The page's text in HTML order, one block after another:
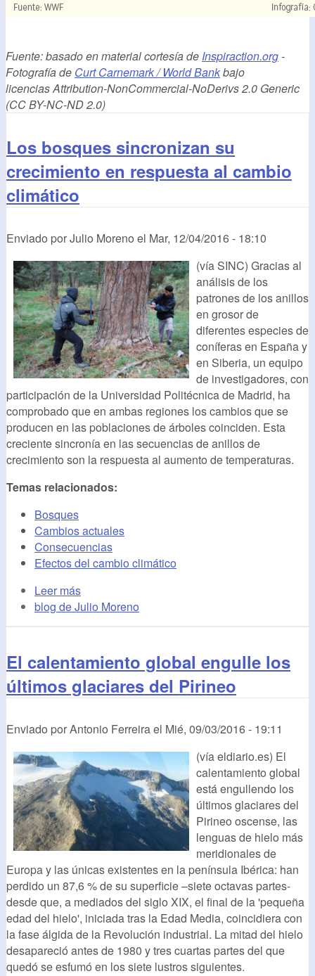
Fuente: basado en material cortesía de Inspiraction.org -
Fotografía de Curt Carnemark / World Bankbajo
licencias Attribution-NonCommercial-NoDerivs 2.0 Generic
(CC BY-NC-ND 2.0)
Los bosques sincronizan su
crecimiento en respuesta al cambio
climático
Enviado porJulio Moreno el Mar, 12/04/2016 - 18:10
(vía SINC) Gracias al
análisis de los
patrones de los anillos
en grosor de
diferentes especies de
coníferas en España y
en Siberia, un equipo
de investigadores, con
participación de la Universidad Politécnica de Madrid, ha
comprobado que en ambas regiones los cambios que se
producen en las poblaciones de árboles coinciden. Esta
creciente sincronía en las secuencias de anillos de
crecimiento son la respuesta al aumento de temperaturas.
Temas relacionados:
Bosques
Cambios actuales
Consecuencias
Efectos del cambio climático
Leer más
blog de Julio Moreno
El calentamiento global engulle los
últimos glaciares del Pirineo
Enviado porAntonio Ferreirael Mié, 09/03/2016 - 19:11
(vía eldiario.es) El
calentamiento global
está engullendo los
últimos glaciares del
Pirineo oscense, las
lenguas de hielo más
meridionales de
Europa y las únicas existentes en la península Ibérica: han
perdido un 87,6 % de su superficie –siete octavas partes-
desde que, a mediados del siglo XIX, el final de la 'pequeña
edad del hielo', iniciada tras la Edad Media, coincidiera con
la fase álgida de la Revolución industrial. La mitad del hielo
desapareció antes de 1980 y tres cuartas partes del que
quedó se esfumó en los siete lustros siguientes.